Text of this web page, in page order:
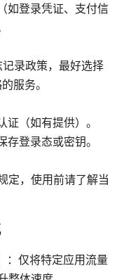
如登录凭证、支付信
录政策，最好选择
服务。
（如有提供）。
登录态或密钥。
定，使用前请了解当
：仅将特定应用流量